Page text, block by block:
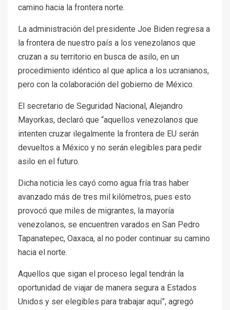
camino hacia la frontera norte.
La administración del presidente Joe Biden regresa a
la frontera de nuestro país a los venezolanos que
cruzan a su territorio en busca de asilo, en un
procedimiento idéntico al que aplica a los ucranianos,
pero con la colaboración del gobierno de México.
El secretario de Seguridad Nacional, Alejandro
Mayorkas, declaró que “aquellos venezolanos que
intenten cruzar ilegalmente la frontera de EU serán
devueltos a México y no serán elegibles para pedir
asilo en el futuro.
Dicha noticia les cayó como agua fría tras haber
avanzado más de tres mil kilómetros, pues esto
provocó que miles de migrantes, la mayoría
venezolanos, se encuentren varados en San Pedro
Tapanatepec, Oaxaca, al no poder continuar su camino
hacia el norte.
Aquellos que sigan el proceso legal tendrán la
oportunidad de viajar de manera segura a Estados
Unidos y ser elegibles para trabajar aquí”, agregó